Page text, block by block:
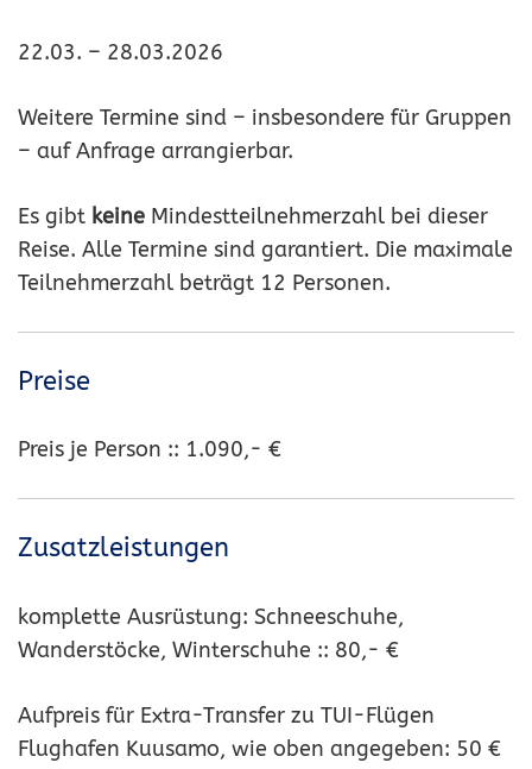
22.03. – 28.03.2026
Weitere Termine sind – insbesondere für Gruppen
– auf Anfrage arrangierbar.
Es gibt keine Mindestteilnehmerzahl bei dieser
Reise. Alle Termine sind garantiert. Die maximale
Teilnehmerzahl beträgt 12 Personen.
Preise
Preis je Person :: 1.090,- €
Zusatzleistungen
komplette Ausrüstung: Schneeschuhe,
Wanderstöcke, Winterschuhe :: 80,- €
Aufpreis für Extra-Transfer zu TUI-Flügen
Flughafen Kuusamo, wie oben angegeben: 50 €